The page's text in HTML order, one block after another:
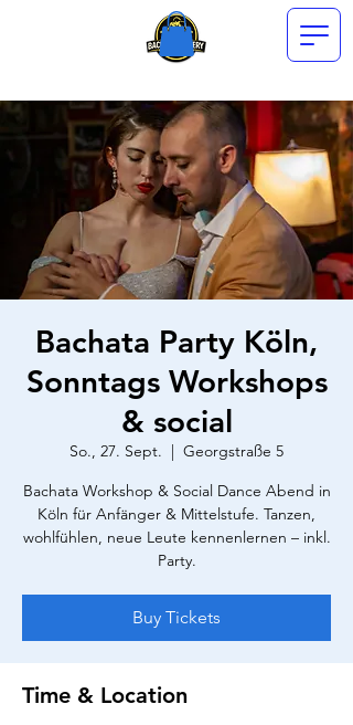
Bachata Party Köln,
Sonntags Workshops
& social
So., 27. Sept.
  |
Georgstraße 5
Bachata Workshop & Social Dance Abend in
Köln für Anfänger & Mittelstufe. Tanzen,
wohlfühlen, neue Leute kennenlernen – inkl.
Party.
Buy Tickets
Time & Location